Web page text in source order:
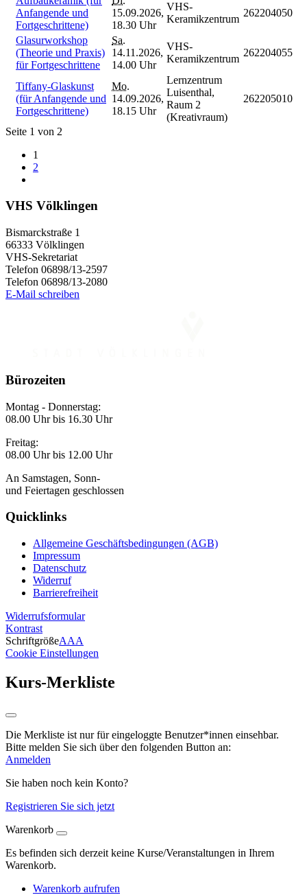
Anfangende und
Fortgeschrittene)
15.09.2026,
18.30 Uhr
VHS-
Keramikzentrum
262204050
Glasurworkshop
(Theorie und Praxis)
für Fortgeschrittene
Sa.
14.11.2026,
14.00 Uhr
VHS-
Keramikzentrum
262204055
Tiffany-Glaskunst
(für Anfangende und
Fortgeschrittene)
Mo.
14.09.2026,
18.15 Uhr
Lernzentrum
Luisenthal,
Raum 2
(Kreativraum)
262205010
Seite 1 von 2
1
2
VHS Völklingen
Bismarckstraße 1
66333 Völklingen
VHS-Sekretariat
Telefon 06898/13-2597
Telefon 06898/13-2080
E-Mail schreiben
Bürozeiten
Montag - Donnerstag:
08.00 Uhr bis 16.30 Uhr
Freitag:
08.00 Uhr bis 12.00 Uhr
An Samstagen, Sonn-
und Feiertagen geschlossen
Quicklinks
Allgemeine Geschäftsbedingungen (AGB)
Impressum
Datenschutz
Widerruf
Barrierefreiheit
Widerrufsformular
Kontrast
SchriftgrößeAAA
Cookie Einstellungen
Kurs-Merkliste
Die Merkliste ist nur für eingeloggte Benutzer*innen einsehbar.
Bitte melden Sie sich über den folgenden Button an:
Anmelden
Sie haben noch kein Konto?
Registrieren Sie sich jetzt
Warenkorb
Es befinden sich derzeit keine Kurse/Veranstaltungen in Ihrem
Warenkorb.
Warenkorb aufrufen